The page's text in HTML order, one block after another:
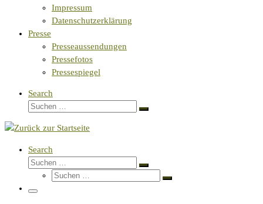
Impressum
Datenschutzerklärung
Presse
Presseaussendungen
Pressefotos
Pressespiegel
Search
Suche
Suchen …
Search
Suche
Suchen …
Suche
Suchen …
Menü